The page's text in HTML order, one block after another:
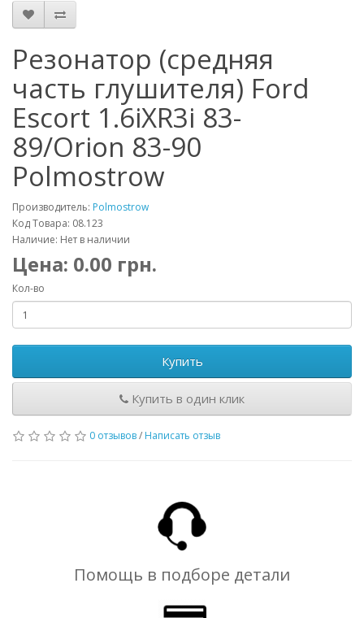
Резонатор (средняя
часть глушителя) Ford
Escort 1.6iXR3i 83-
89/Orion 83-90
Polmostrow
Производитель: Polmostrow
Код Товара: 08.123
Наличие: Нет в наличии
Цена: 0.00 грн.
Кол-во
Купить
Купить в один клик
0 отзывов/ Написать отзыв
Помощь в подборе детали